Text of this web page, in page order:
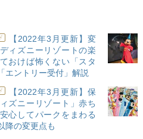
【2022年3月更新】変
ィズニーリゾートの楽
おけば怖くない「スタ
エントリー受付」解説
【2022年3月更新】保
ズニーリゾート」赤ち
心してパークをまわる
降の変更点も